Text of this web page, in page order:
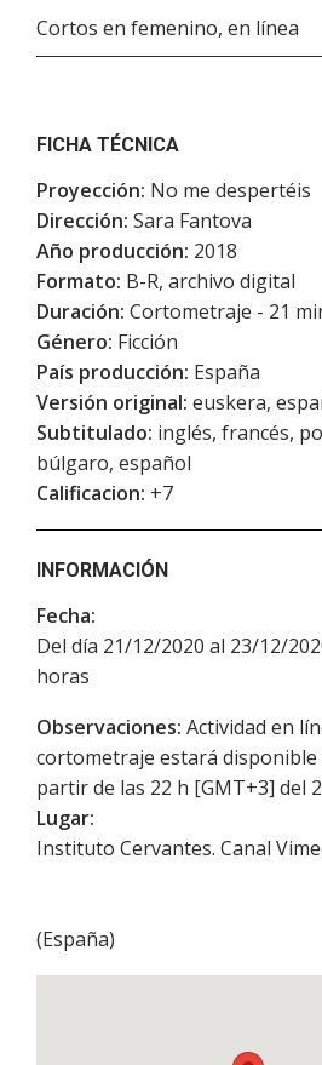
Cortos en femenino, en línea
FICHA TÉCNICA
Proyección: No me despertéis
Dirección: Sara Fantova
Año producción: 2018
Formato: B-R, archivo digital
Duración: Cortometraje - 21
Género: Ficción
País producción: España
Versión original: euskera,
Subtitulado: inglés, francés,
búlgaro, español
Calificacion: +7
INFORMACIÓN
Fecha:
Del día 21/12/2020 al 23/12/
horas
Observaciones: Actividad en
cortometraje estará disponible
partir de las 22 h [GMT+3] del
Lugar:
Instituto Cervantes. Canal
(España)